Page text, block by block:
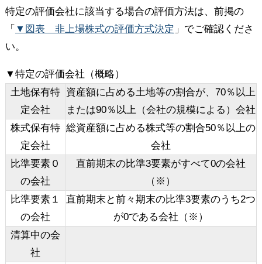
特定の評価会社に該当する場合の評価方法は、前掲の
「 ▼図表 非上場株式の評価方式決定 」でご確認くださ
い。
▼特定の評価会社（概略）
土地保有特
定会社
資産額に占める土地等の割合が、70％以上
または90％以上（会社の規模による）会社
株式保有特
定会社
総資産額に占める株式等の割合50％以上の
会社
比準要素０
の会社
直前期末の比準3要素がすべて0の会社
（※）
比準要素１
の会社
直前期末と前々期末の比準3要素のうち2つ
が0である会社（※）
清算中の会
社